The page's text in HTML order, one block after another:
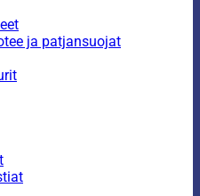
ja patjansuojat